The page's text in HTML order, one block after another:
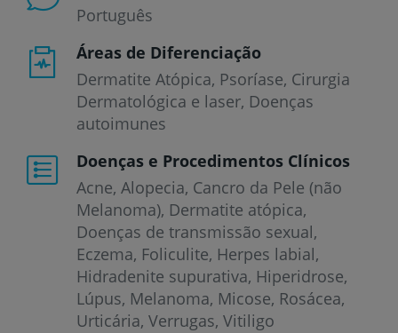
Português
Áreas de Diferenciação
Dermatite Atópica, Psoríase, Cirurgia
Dermatológica e laser, Doenças
autoimunes
Doenças e Procedimentos Clínicos
Acne Alopecia Cancro da Pele (não
Melanoma) Dermatite atópica
Doenças de transmissão sexual
Eczema Foliculite Herpes labial
Hidradenite supurativa Hiperidrose
Lúpus Melanoma Micose Rosácea
Urticária Verrugas Vitiligo